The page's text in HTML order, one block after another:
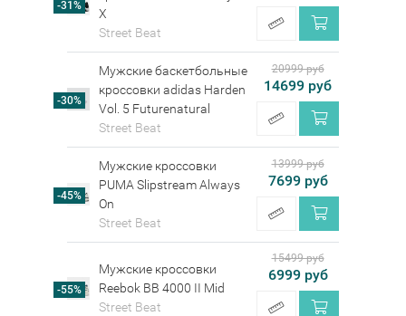
-31%
X
Street Beat
-30%
Мужские баскетбольные
кроссовки adidas Harden
Vol. 5 Futurenatural
Street Beat
20999 руб
14699 руб
-45%
Мужские кроссовки
PUMA Slipstream Always
On
Street Beat
13999 руб
7699 руб
-55%
Мужские кроссовки
Reebok BB 4000 II Mid
Street Beat
15499 руб
6999 руб